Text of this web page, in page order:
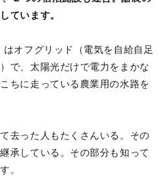
ています。
オフグリッド（電気を自給自足
で、太陽光だけで電力をまかな
ちに走っている農業用の水路を
去った人もたくさんいる。その
承している。その部分も知って
。